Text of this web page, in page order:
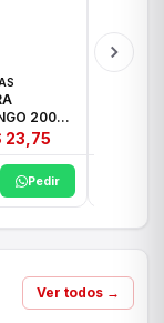
2003
23,75
Pedir
Ver todos →